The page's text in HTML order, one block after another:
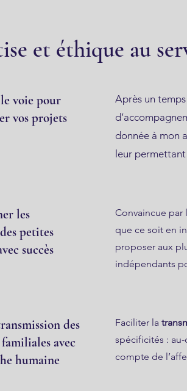
et éthique au
voie pour
vos projets
Après un
donnée à mon
leur
les
petites
succès
Convaincue par
que ce soit en
proposer aux
indépendants
des
avec
humaine
Faciliter la
spécificités :
compte de